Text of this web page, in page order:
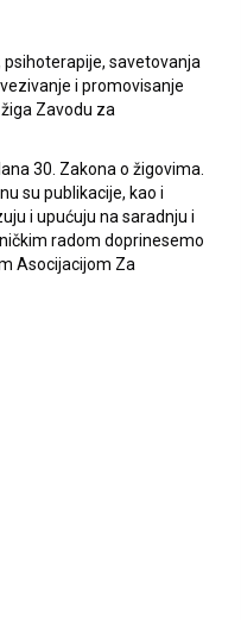
savetovanja
i promovisanje
Zavodu za
30. Zakona o žigovima.
su publikacije, kao i
i upućuju na saradnju i
radom doprinesemo
Asocijacijom Za